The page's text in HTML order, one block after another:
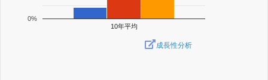
10年平均
0%
成長性分析